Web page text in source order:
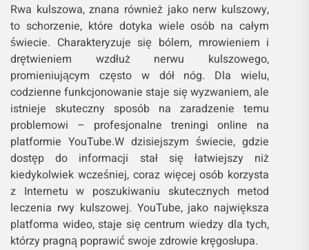
Rwa kulszowa, znana również jako nerw kulszowy,
to schorzenie, które dotyka wiele osób na całym
świecie. Charakteryzuje się bólem, mrowieniem i
drętwieniem wzdłuż nerwu kulszowego,
promieniującym często w dół nóg. Dla wielu,
codzienne funkcjonowanie staje się wyzwaniem, ale
istnieje skuteczny sposób na zaradzenie temu
problemowi – profesjonalne treningi online na
platformie YouTube.W dzisiejszym świecie, gdzie
dostęp do informacji stał się łatwiejszy niż
kiedykolwiek wcześniej, coraz więcej osób korzysta
z Internetu w poszukiwaniu skutecznych metod
leczenia rwy kulszowej. YouTube, jako największa
platforma wideo, staje się centrum wiedzy dla tych,
którzy pragną poprawić swoje zdrowie kręgosłupa.